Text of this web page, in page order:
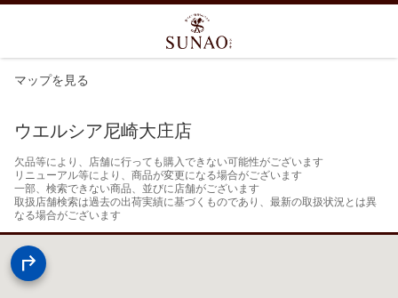
マップを見る
ウエルシア尼崎大庄店
欠品等により、店舗に行っても購入できない可能性がございます
リニューアル等により、商品が変更になる場合がございます
一部、検索できない商品、並びに店舗がございます
取扱店舗検索は過去の出荷実績に基づくものであり、最新の取扱状況とは異
なる場合がございます